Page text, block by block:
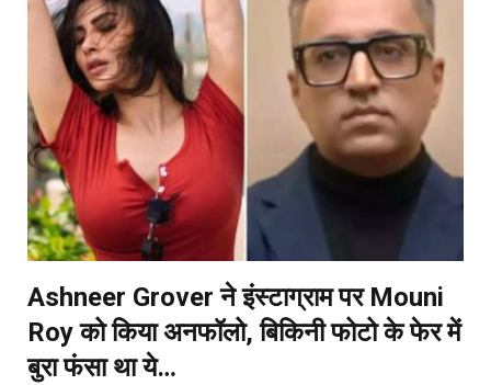
Ashneer Grover ने इंस्‍टाग्राम पर Mouni
Roy को किया अनफॉलो, बिकिनी फोटो के फेर में
बुरा फंसा था ये…